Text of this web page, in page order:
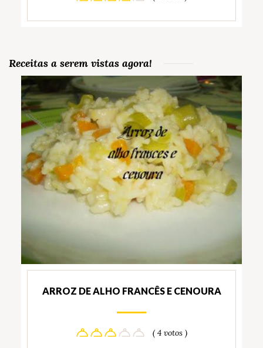
Receitas a serem vistas agora!
ARROZ DE ALHO FRANCÊS E CENOURA
( 4 votos )